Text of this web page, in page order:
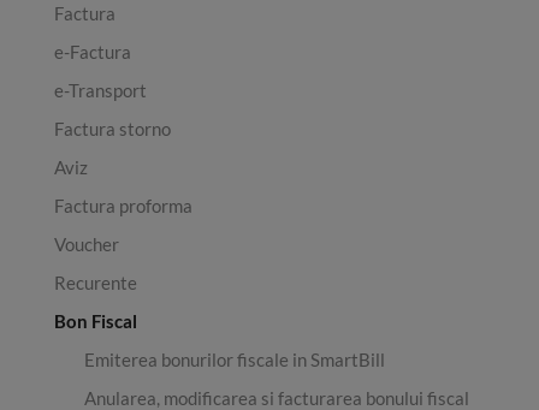
Factura
e-Factura
e-Transport
Factura storno
Aviz
Factura proforma
Voucher
Recurente
Bon Fiscal
Emiterea bonurilor fiscale in SmartBill
Anularea, modificarea si facturarea bonului fiscal